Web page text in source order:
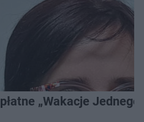
„Wakacje